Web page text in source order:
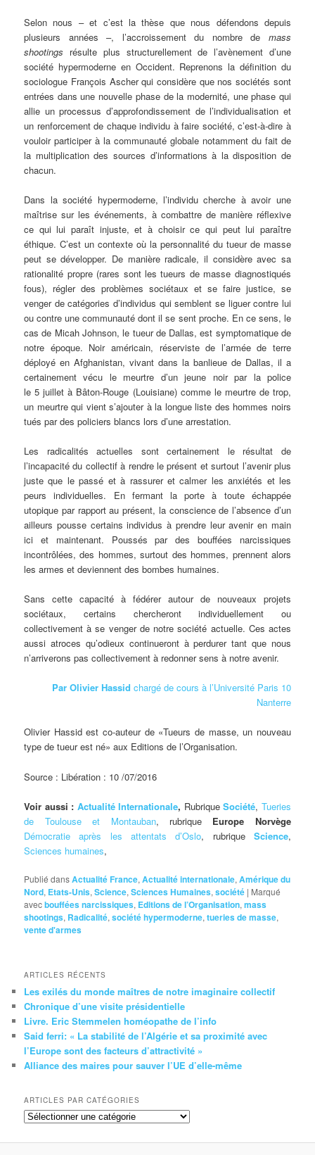
Selon nous – et c’est la thèse que nous défendons depuis
plusieurs années –, l’accroissement du nombre de mass
shootings résulte plus structurellement de l’avènement d’une
société hypermoderne en Occident. Reprenons la définition du
sociologue François Ascher qui considère que nos sociétés sont
entrées dans une nouvelle phase de la modernité, une phase qui
allie un processus d’approfondissement de l’individualisation et
un renforcement de chaque individu à faire société, c’est-à-dire à
vouloir participer à la communauté globale notamment du fait de
la multiplication des sources d’informations à la disposition de
chacun.
Dans la société hypermoderne, l’individu cherche à avoir une
maîtrise sur les événements, à combattre de manière réflexive
ce qui lui paraît injuste, et à choisir ce qui peut lui paraître
éthique. C’est un contexte où la personnalité du tueur de masse
peut se développer. De manière radicale, il considère avec sa
rationalité propre (rares sont les tueurs de masse diagnostiqués
fous), régler des problèmes sociétaux et se faire justice, se
venger de catégories d’individus qui semblent se liguer contre lui
ou contre une communauté dont il se sent proche. En ce sens, le
cas de Micah Johnson, le tueur de Dallas, est symptomatique de
notre époque. Noir américain, réserviste de l’armée de terre
déployé en Afghanistan, vivant dans la banlieue de Dallas, il a
certainement vécu le meurtre d’un jeune noir par la police
le 5 juillet à Bâton-Rouge (Louisiane) comme le meurtre de trop,
un meurtre qui vient s’ajouter à la longue liste des hommes noirs
tués par des policiers blancs lors d’une arrestation.
Les radicalités actuelles sont certainement le résultat de
l’incapacité du collectif à rendre le présent et surtout l’avenir plus
juste que le passé et à rassurer et calmer les anxiétés et les
peurs individuelles. En fermant la porte à toute échappée
utopique par rapport au présent, la conscience de l’absence d’un
ailleurs pousse certains individus à prendre leur avenir en main
ici et maintenant. Poussés par des bouffées narcissiques
incontrôlées, des hommes, surtout des hommes, prennent alors
les armes et deviennent des bombes humaines.
Sans cette capacité à fédérer autour de nouveaux projets
sociétaux, certains chercheront individuellement ou
collectivement à se venger de notre société actuelle. Ces actes
aussi atroces qu’odieux continueront à perdurer tant que nous
n’arriverons pas collectivement à redonner sens à notre avenir.
Par Olivier Hassid chargé de cours à l’Université Paris 10
Nanterre
Olivier Hassid est co-auteur de «Tueurs de masse, un nouveau
type de tueur est né» aux Editions de l’Organisation.
Source : Libération : 10 /07/2016
Voir aussi : Actualité Internationale, RubriqueSociété, Tueries
de Toulouse et Montauban, rubrique Europe
Norvège
Démocratie après les attentats d’Oslo, rubrique Science,
Sciences humaines,
Publié dansActualité France,Actualité internationale,Amérique du
Nord, Etats-Unis,Science,Sciences Humaines,société | Marqué
avecbouffées narcissiques, Editions de l’Organisation,mass
shootings, Radicalité,société hypermoderne,tueries de masse,
vente d'armes
ARTICLES RÉCENTS
Les exilés du monde maîtres de notre imaginaire collectif
Chronique d’une visite présidentielle
Livre. Eric Stemmelen homéopathe de l’info
Said ferri: « La stabilité de l’Algérie et sa proximité avec
l’Europe sont des facteurs d’attractivité »
Alliance des maires pour sauver l’UE d’elle-même
ARTICLES PAR CATÉGORIES
Articles
catégories